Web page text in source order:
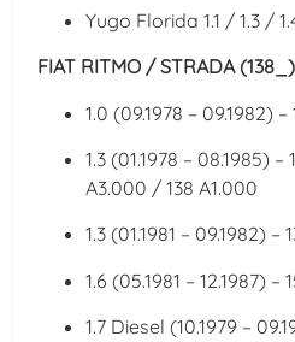
Yugo Florida 1.1 / 1.3 /
FIAT RITMO / STRADA (138_)
1.0 (09.1978 – 09.1982)
1.3 (01.1978 – 08.1985)
A3.000 / 138 A1.000
1.3 (01.1981 – 09.1982) –
1.6 (05.1981 – 12.1987) –
1.7 Diesel (10.1979 –